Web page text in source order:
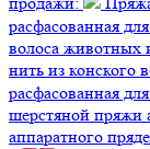
расфасованная
волоса животных
нить из конского
расфасованная
шерстяной пряжи
аппаратного